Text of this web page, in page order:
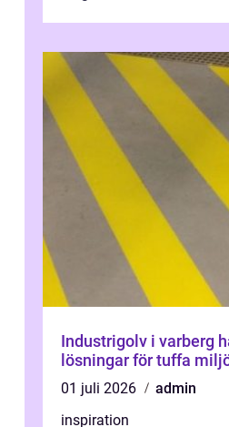
Industrigolv i varberg hållbara
lösningar för tuffa
01 juli 2026
admin
inspiration